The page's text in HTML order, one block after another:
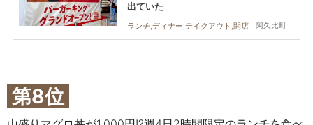
阿久比町
出ていた
ランチ,ディナー,テイクアウト,開店
第8位